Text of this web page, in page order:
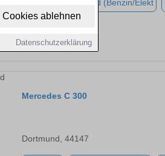
Cookies ablehnen
Datenschutzerklärung
Hybrid (Benzin/Elekt
Mercedes C 300
Dortmund, 44147